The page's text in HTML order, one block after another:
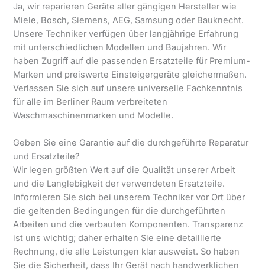
Ja, wir reparieren Geräte aller gängigen Hersteller wie
Miele, Bosch, Siemens, AEG, Samsung oder Bauknecht.
Unsere Techniker verfügen über langjährige Erfahrung
mit unterschiedlichen Modellen und Baujahren. Wir
haben Zugriff auf die passenden Ersatzteile für Premium-
Marken und preiswerte Einsteigergeräte gleichermaßen.
Verlassen Sie sich auf unsere universelle Fachkenntnis
für alle im Berliner Raum verbreiteten
Waschmaschinenmarken und Modelle.
Geben Sie eine Garantie auf die durchgeführte Reparatur
und Ersatzteile?
Wir legen größten Wert auf die Qualität unserer Arbeit
und die Langlebigkeit der verwendeten Ersatzteile.
Informieren Sie sich bei unserem Techniker vor Ort über
die geltenden Bedingungen für die durchgeführten
Arbeiten und die verbauten Komponenten. Transparenz
ist uns wichtig; daher erhalten Sie eine detaillierte
Rechnung, die alle Leistungen klar ausweist. So haben
Sie die Sicherheit, dass Ihr Gerät nach handwerklichen